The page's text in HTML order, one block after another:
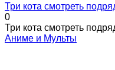
Три кота смотреть
0
Три кота смотреть
Аниме и Мульты